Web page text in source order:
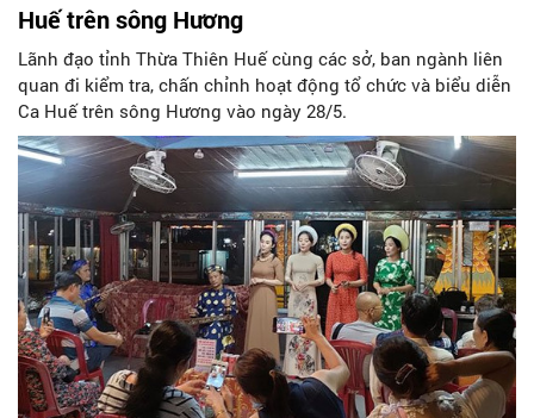
Huế trên sông Hương
Lãnh đạo tỉnh Thừa Thiên Huế cùng các sở, ban ngành liên
quan đi kiểm tra, chấn chỉnh hoạt động tổ chức và biểu diễn
Ca Huế trên sông Hương vào ngày 28/5.